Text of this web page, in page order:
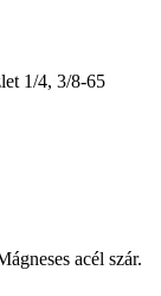
1/4, 3/8-65
acél szár.